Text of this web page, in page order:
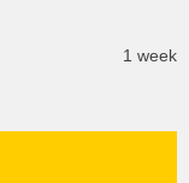
1 week